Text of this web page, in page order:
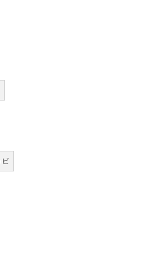
ビ